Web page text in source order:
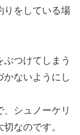
りをしている場
つけてしまう
かないようにし
シュノーケリ
なのです。